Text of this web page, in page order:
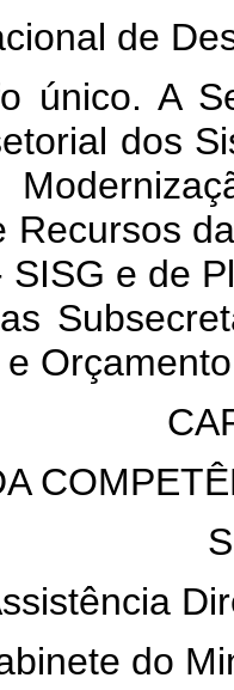
de
A
dos
Recursos
SISG e de
do